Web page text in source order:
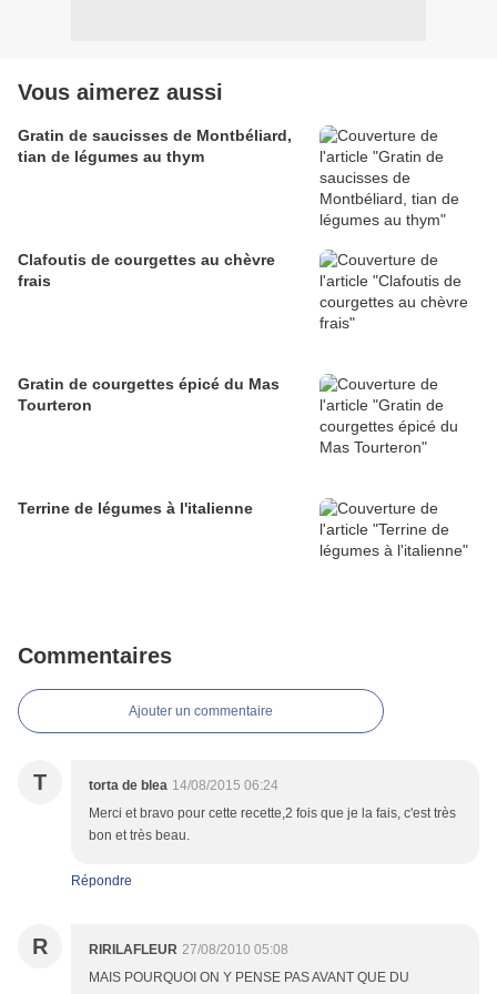
Vous aimerez aussi
Gratin de saucisses de Montbéliard,
tian de légumes au thym
Clafoutis de courgettes au chèvre
frais
Gratin de courgettes épicé du Mas
Tourteron
Terrine de légumes à l'italienne
Commentaires
Ajouter un commentaire
T torta de blea 14/08/2015 06:24
Merci et bravo pour cette recette,2 fois que je la fais, c'est très
bon et très beau.
Répondre
R RIRILAFLEUR 27/08/2010 05:08
MAIS POURQUOI ON Y PENSE PAS AVANT QUE DU